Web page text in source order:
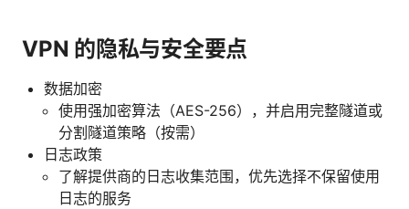
VPN 的隐私与安全要点
数据加密
使用强加密算法（AES-256），并启用完整隧道或
分割隧道策略（按需）
日志政策
了解提供商的日志收集范围，优先选择不保留使用
日志的服务